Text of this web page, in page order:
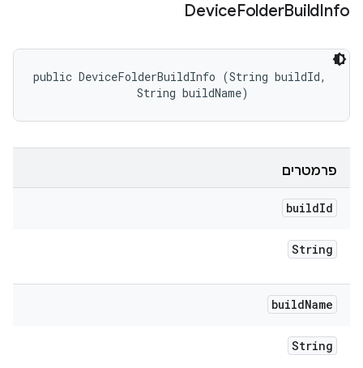
DeviceFolderBuildInfo
public DeviceFolderBuildInfo (String buildId,
                String buildName)
פרמטרים
buildId
String
buildName
String